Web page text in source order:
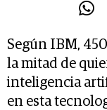
Según IBM,
la mitad de
inteligencia
en esta